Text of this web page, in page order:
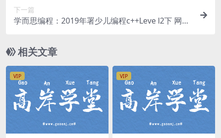
下一篇
学而思编程：2019年署少儿编程c++Leve l2下 网盘
相关文章
VIP VIP